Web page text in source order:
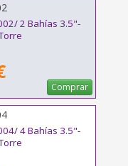
2 Bahías 3.5"-
Comprar
4 Bahías 3.5"-